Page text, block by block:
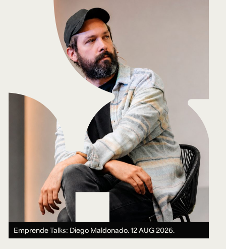
Emprende Talks: Diego Maldonado.12 AUG 2026.